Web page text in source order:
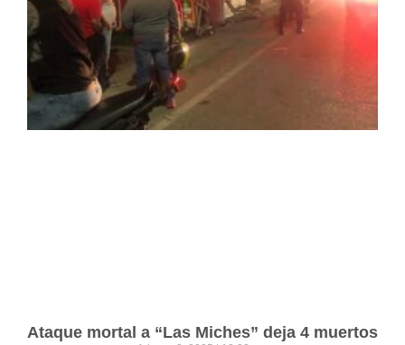
Ataque mortal a “Las Miches” deja 4 muertos